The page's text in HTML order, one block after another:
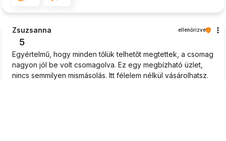
Zsuzsanna ellenőrizve
5
Egyértelmű, hogy minden tőlük telhetőt megtettek, a csomag
nagyon jól be volt csomagolva. Ez egy megbízható üzlet,
nincs semmilyen mismásolás. Itt félelem nélkül vásárolhatsz.